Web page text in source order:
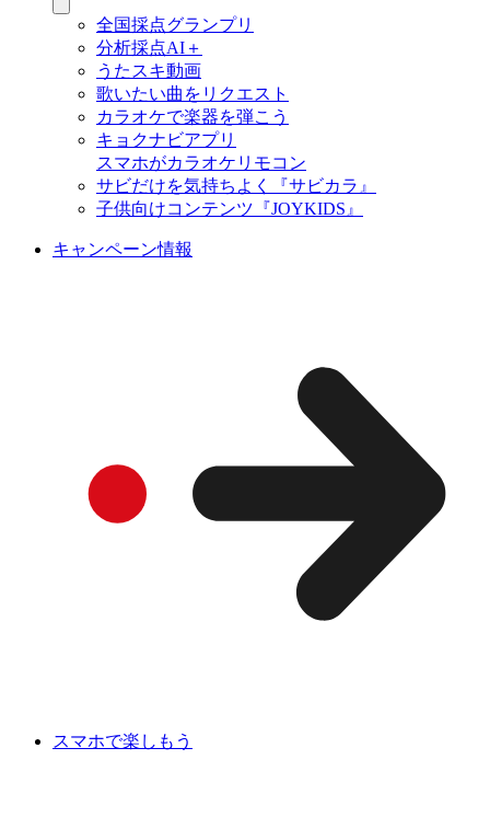
全国採点グランプリ
分析採点AI＋
うたスキ動画
歌いたい曲をリクエスト
カラオケで楽器を弾こう
キョクナビアプリ
スマホがカラオケリモコン
サビだけを気持ちよく『サビカラ』
子供向けコンテンツ『JOYKIDS』
キャンペーン情報
スマホで楽しもう